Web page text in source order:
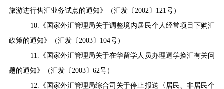
旅游进行售汇业务试点的通知》（汇发〔 2002 〕 121 号）
10.
《国家外汇管理局关于调整境内居民个人经常项目下购汇
政策的通知》（汇发〔 2003〕 104号）
11.
《国家外汇管理局关于在华留学人员办理退学换汇有关问
题的通知》（汇发〔 2003〕 62号）
12.
《国家外汇管理局综合司关于停止报送〈居民、非居民个